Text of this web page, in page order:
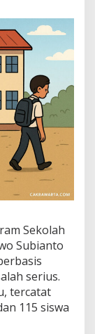
Sekolah
Subianto
serius.
tercatat
115 siswa